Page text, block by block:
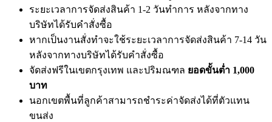
ระยะเวลาการจัดส่งสินค้า 1-2 วันทำการ หลังจากทาง
บริษัทได้รับคำสั่งซื้อ
หากเป็นงานสั่งทำจะใช้ระยะเวลาการจัดส่งสินค้า 7-14 วัน
หลังจากทางบริษัทได้รับคำสั่งซื้อ
จัดส่งฟรีในเขตกรุงเทพ และปริมณฑล ยอดขั้นต่ำ 1,000
บาท
นอกเขตพื้นที่ลูกค้าสามารถชำระค่าจัดส่งได้ที่ตัวแทน
ขนส่ง